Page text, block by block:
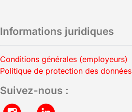
Informations juridiques
Conditions générales (employeurs)
Politique de protection des données
Suivez-nous :